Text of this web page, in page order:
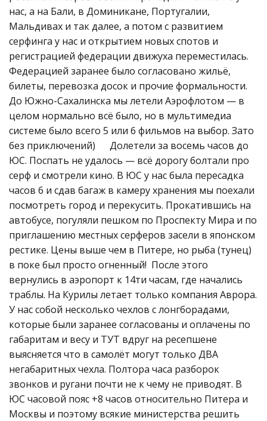
нас, а на Бали, в Доминикане, Португалии,
Мальдивах и так далее, а потом с развитием
серфинга у нас и открытием новых спотов и
регистрацией федерации движуха переместилась.
Федерацией заранее было согласовано жильё,
билеты, перевозка досок и прочие формальности.
До Южно-Сахалинска мы летели Аэрофлотом — в
целом нормально всё было, но в мультимедиа
системе было всего 5 или 6 фильмов на выбор. Зато
без приключений) Долетели за восемь часов до
ЮС. Поспать не удалось — всё дорогу болтали про
серф и смотрели кино. В ЮС у нас была пересадка
часов 6 и сдав багаж в камеру хранения мы поехали
посмотреть город и перекусить. Прокатившись на
автобусе, погуляли пешком по Проспекту Мира и по
приглашению местных серферов засели в японском
рестике. Цены выше чем в Питере, но рыба (тунец)
в поке был просто огненный! После этого
вернулись в аэропорт к 14ти часам, где начались
траблы. На Курилы летает только компания Аврора.
У нас собой несколько чехлов с лонгборадами,
которые были заранее согласованы и оплачены по
габаритам и весу и ТУТ вдруг на ресепшене
выясняется что в самолёт могут только ДВА
негабаритных чехла. Полтора часа разборок
звонков и ругани почти не к чему не приводят. В
ЮС часовой пояс +8 часов относительно Питера и
Москвы и поэтому всякие министерства решить